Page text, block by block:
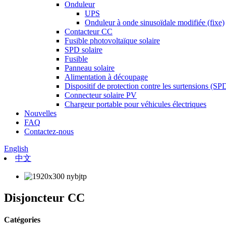
Onduleur
UPS
Onduleur à onde sinusoïdale modifiée (fixe)
Contacteur CC
Fusible photovoltaïque solaire
SPD solaire
Fusible
Panneau solaire
Alimentation à découpage
Dispositif de protection contre les surtensions
Connecteur solaire PV
Chargeur portable pour véhicules électriques
Nouvelles
FAQ
Contactez-nous
English
中文
Disjoncteur CC
Catégories